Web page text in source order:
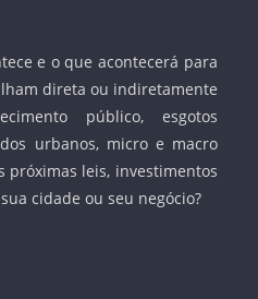
e o que acontecerá para
direta ou indiretamente
público, esgotos
urbanos, micro e macro
próximas leis, investimentos
cidade ou seu negócio?